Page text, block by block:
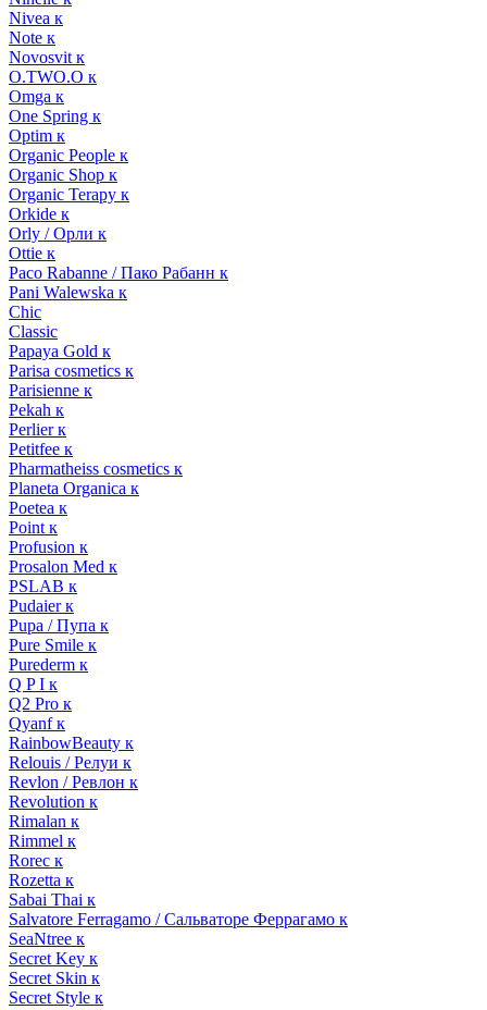
Nivea к
Note к
Novosvit к
O.TWO.O к
Omga к
One Spring к
Optim к
Organic People к
Organic Shop к
Organic Terapy к
Orkide к
Orly / Орли к
Ottie к
Paco Rabanne / Пако Рабанн к
Pani Walewska к
Chic
Classic
Papaya Gold к
Parisa cosmetics к
Parisienne к
Pekah к
Perlier к
Petitfee к
Pharmatheiss cosmetics к
Planeta Organica к
Poetea к
Point к
Profusion к
Prosalon Med к
PSLAB к
Pudaier к
Pupa / Пупа к
Pure Smile к
Purederm к
Q P I к
Q2 Pro к
Qyanf к
RainbowBeauty к
Relouis / Релуи к
Revlon / Ревлон к
Revolution к
Rimalan к
Rimmel к
Rorec к
Rozetta к
Sabai Thai к
Salvatore Ferragamo / Сальваторе Феррагамо к
SeaNtree к
Secret Key к
Secret Skin к
Secret Style к